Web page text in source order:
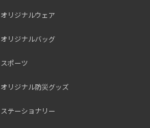
オリジナルウェア
オリジナルバッグ
スポーツ
オリジナル防災グッズ
ステーショナリー